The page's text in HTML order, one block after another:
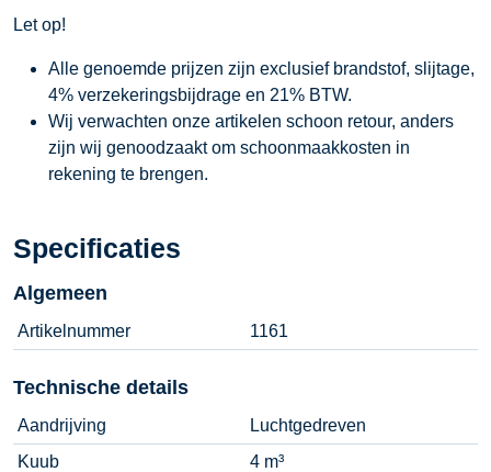
Let op!
Alle genoemde prijzen zijn exclusief brandstof, slijtage,
4% verzekeringsbijdrage en 21% BTW.
Wij verwachten onze artikelen schoon retour, anders
zijn wij genoodzaakt om schoonmaakkosten in
rekening te brengen.
Specificaties
Algemeen
Artikelnummer 1161
Technische details
Aandrijving
Luchtgedreven
Kuub
4 m³